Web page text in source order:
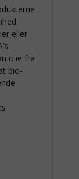
eller
olie fra
bio-